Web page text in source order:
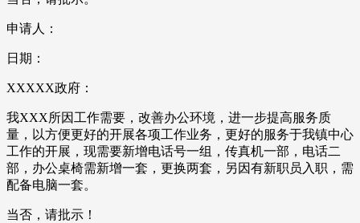
申请人：
日期：
XXXXX政府：
我XXX所因工作需要，改善办公环境，进一步提高服务质
量，以方便更好的开展各项工作业务，更好的服务于我镇中心
工作的开展，现需要新增电话号一组，传真机一部，电话二
部，办公桌椅需新增一套，更换两套，另因有新职员入职，需
配备电脑一套。
当否，请批示！